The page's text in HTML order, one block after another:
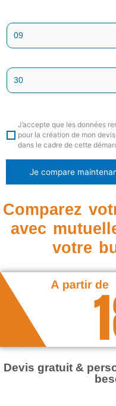
Comparez
avec
votre
Devis gratuit &
J’accepte que les données
pour la création de mon
dans le cadre de cette
Je compare